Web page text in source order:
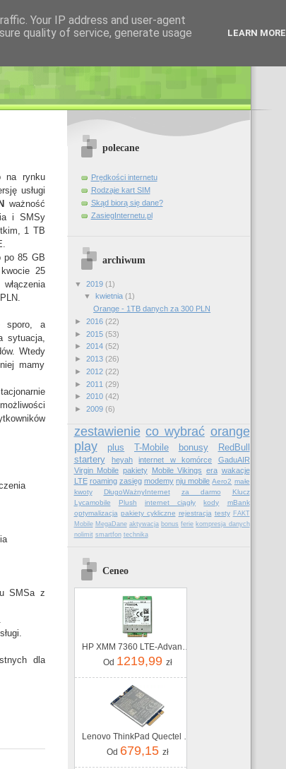
na rynku
usługi
ważność
i SMSy
1 TB
po 85 GB
25
sporo, a
sytuacja,
Wtedy
mamy
SMSa z
dla
polecane
Prędkości internetu
Rodzaje kart SIM
Skąd biorą się dane?
ZasiegInternetu.pl
archiwum
▼ 2019 (1)
▼
kwietnia (1)
Orange - 1TB danych za 300 PLN
► 2016 (22)
► 2015 (53)
► 2014 (52)
► 2013 (26)
► 2012 (22)
► 2011 (29)
► 2010 (42)
► 2009 (6)
zestawienie co wybrać orange
play
plus T-Mobile bonusy
RedBull
startery
heyah internet w komórce
GaduAIR
Virgin Mobile pakiety Mobile Vikings era wakacje
LTE roaming zasięg modemy nju mobile Aero2 małe
kwoty
DługoWażnyInternet za darmo
Klucz
Lycamobile
Plush internet ciągły kody
mBank
optymalizacja pakiety cykliczne rejestracja testy FAKT
Mobile MegaDane aktywacja bonus ferie kompresja danych
nolimit smartfon technika
Ceneo
HP XMM 7360 LTE-Advance WWAN (3FB01AA)
Od 1219,99 zł
Lenovo ThinkPad Quectel EM160R-GL 4G LTE-A Cat 16 M.2 WWAN Module for X1 Carbon Gen 12/P16v G2 (4XC1Q24436)
Od 679,15 zł
Your IP address and user-agent
quality of service, generate usage
LEARN MORE